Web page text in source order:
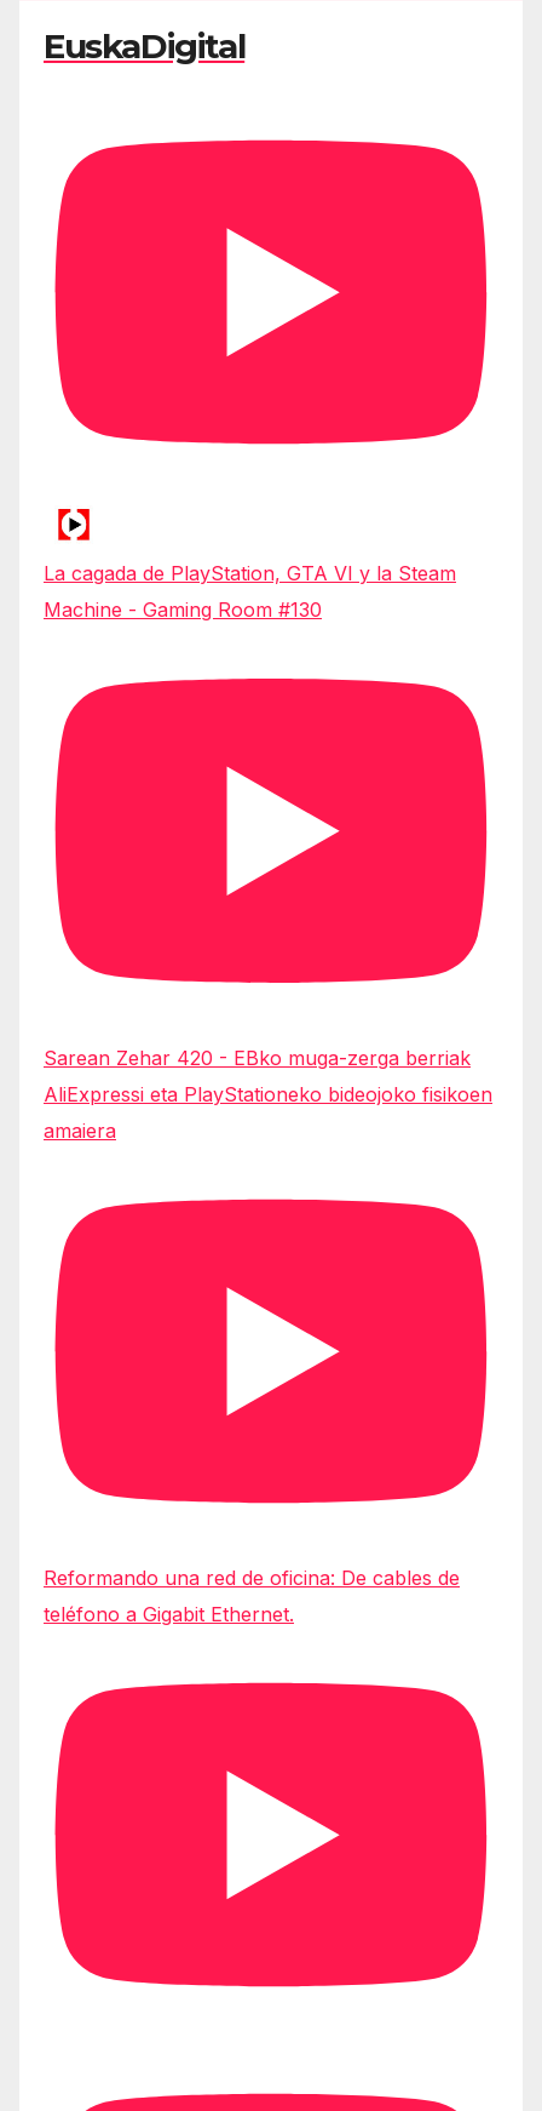
EuskaDigital
La cagada de PlayStation, GTA VI y la Steam
Machine - Gaming Room #130
Sarean Zehar 420 - EBko muga-zerga berriak
AliExpressi eta PlayStationeko bideojoko fisikoen
amaiera
Reformando una red de oficina: De cables de
teléfono a Gigabit Ethernet.